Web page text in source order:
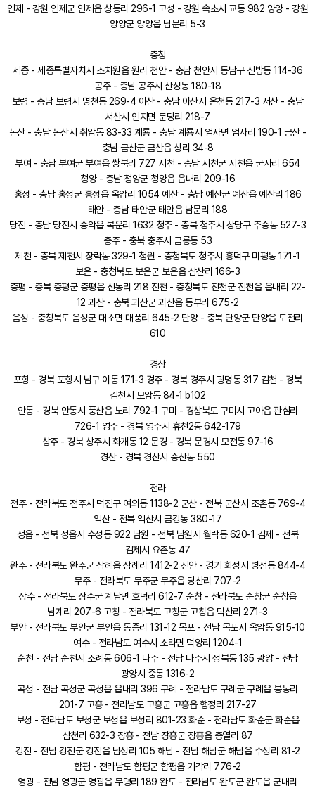
인제 - 강원 인제군 인제읍 상동리 296-1 고성 - 강원 속초시 교동 982 양양 - 강원
양양군 양양읍 남문리 5-3
충청
세종 - 세종특별자치시 조치원읍 원리 천안 - 충남 천안시 동남구 신방동 114-36
공주 - 충남 공주시 산성동 180-18
보령 - 충남 보령시 명천동 269-4 아산 - 충남 아산시 온천동 217-3 서산 - 충남
서산시 인지면 둔당리 218-7
논산 - 충남 논산시 취암동 83-33 계룡 - 충남 계룡시 엄사면 엄사리 190-1 금산 -
충남 금산군 금산읍 상리 34-8
부여 - 충남 부여군 부여읍 쌍북리 727 서천 - 충남 서천군 서천읍 군사리 654
청양 - 충남 청양군 청양읍 읍내리 209-16
홍성 - 충남 홍성군 홍성읍 옥암리 1054 예산 - 충남 예산군 예산읍 예산리 186
태안 - 충남 태안군 태안읍 남문리 188
당진 - 충남 당진시 송악읍 복운리 1632 청주 - 충북 청주시 상당구 주중동 527-3
충주 - 충북 충주시 금릉동 53
제천 - 충북 제천시 장락동 329-1 청원 - 충청북도 청주시 흥덕구 미평동 171-1
보은 - 충청북도 보은군 보은읍 삼산리 166-3
증평 - 충북 증평군 증평읍 신동리 218 진천 - 충청북도 진천군 진천읍 읍내리 22-
12 괴산 - 충북 괴산군 괴산읍 동부리 675-2
음성 - 충청북도 음성군 대소면 대풍리 645-2 단양 - 충북 단양군 단양읍 도전리
610
경상
포항 - 경북 포항시 남구 이동 171-3 경주 - 경북 경주시 광명동 317 김천 - 경북
김천시 모암동 84-1 b102
안동 - 경북 안동시 풍산읍 노리 792-1 구미 - 경상북도 구미시 고아읍 관심리
726-1 영주 - 경북 영주시 휴천2동 642-179
상주 - 경북 상주시 화개동 12 문경 - 경북 문경시 모전동 97-16
경산 - 경북 경산시 중산동 550
전라
전주 - 전라북도 전주시 덕진구 여의동 1138-2 군산 - 전북 군산시 조촌동 769-4
익산 - 전북 익산시 금강동 380-17
정읍 - 전북 정읍시 수성동 922 남원 - 전북 남원시 월락동 620-1 김제 - 전북
김제시 요촌동 47
완주 - 전라북도 완주군 삼례읍 삼례리 1412-2 진안 - 경기 화성시 병점동 844-4
무주 - 전라북도 무주군 무주읍 당산리 707-2
장수 - 전라북도 장수군 계남면 호덕리 612-7 순창 - 전라북도 순창군 순창읍
남계리 207-6 고창 - 전라북도 고창군 고창읍 덕산리 271-3
부안 - 전라북도 부안군 부안읍 동중리 131-12 목포 - 전남 목포시 옥암동 915-10
여수 - 전라남도 여수시 소라면 덕양리 1204-1
순천 - 전남 순천시 조례동 606-1 나주 - 전남 나주시 성북동 135 광양 - 전남
광양시 중동 1316-2
곡성 - 전남 곡성군 곡성읍 읍내리 396 구례 - 전라남도 구례군 구례읍 봉동리
201-7 고흥 - 전라남도 고흥군 고흥읍 행정리 217-27
보성 - 전라남도 보성군 보성읍 보성리 801-23 화순 - 전라남도 화순군 화순읍
삼천리 632-3 장흥 - 전남 장흥군 장흥읍 충열리 87
강진 - 전남 강진군 강진읍 남성리 105 해남 - 전남 해남군 해남읍 수성리 81-2
함평 - 전라남도 함평군 함평읍 기각리 776-2
영광 - 전남 영광군 영광읍 무령리 189 완도 - 전라남도 완도군 완도읍 군내리